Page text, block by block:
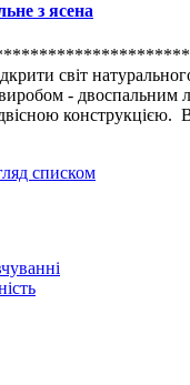
з ясена
світ
- двоспальним
конструкцією.
списком